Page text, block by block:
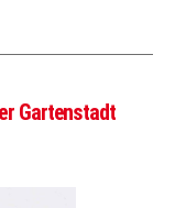
Gartenstadt